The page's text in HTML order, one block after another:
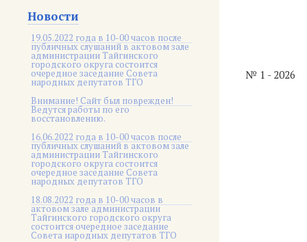
Новости
19.05.2022 года в 10-00 часов после
публичных слушаний в актовом зале
администрации Тайгинского
городского округа состоится
очередное заседание Совета
народных депутатов ТГО
Внимание! Сайт был поврежден!
Ведутся работы по его
восстановлению.
16.06.2022 года в 10-00 часов после
публичных слушаний в актовом зале
администрации Тайгинского
городского округа состоится
очередное заседание Совета
народных депутатов ТГО
18.08.2022 года в 10-00 часов в
актовом зале администрации
Тайгинского городского округа
состоится очередное заседание
Совета народных депутатов ТГО
№ 1 - 2026